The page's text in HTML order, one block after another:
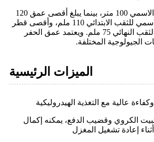
(4) يبلغ عمق الحفر الاسمي 100 متر، بينما يبلغ أقصى عمق 120
مترًا. ويبلغ القطر الاسمي للثقب الابتدائي 110 ملم، وأقصى قطر
له 130 ملم، وقطر الثقب النهائي 75 ملم. ويعتمد عمق الحفر
الجيولوجية المختلفة.
الميزات الرئيسية
الكروي وقضيب الدفع، يمكنه إكمال
إعادة تشغيل المغزل